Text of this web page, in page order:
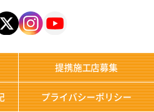
提携施工店募集
プライバシーポリシー